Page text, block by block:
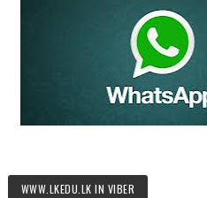
WWW.LKEDU.LK IN VIBER